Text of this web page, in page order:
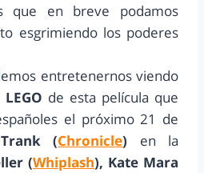
que en breve podamos
esgrimiendo los poderes
entretenernos viendo
LEGO de esta película que
el próximo 21 de
(Chronicle) en la
(Whiplash), Kate Mara